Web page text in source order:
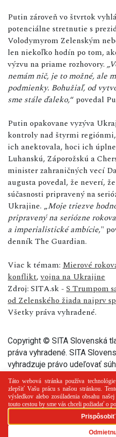
Putin zároveň vo štvrtok
potenciálne stretnutie s
Volodymyrom Zelenským
len niekoľko hodín po tom,
výzvu na priame rozhovory.
nemám nič, je to možné, ale
podmienky. Bohužiaľ, od
sme stále ďaleko,“ povedal
Putin opakovane vyzýva
kontroly nad štyrmi
ich anektovala, hoci ich
Luhanskú, Záporožskú a
minister zahraničných vecí
augusta povedal, že neverí,
súčasnosti pripravený na
Ukrajine. „Moje triezve
pripravený na seriózne
a imperialistické ambície,"
denník The Guardian.
Viac k témam: Mierové
konflikt,vojna na Ukrajine
Zdroj: SITA.sk - S Trumpom
od Zelenského žiada najprv
Všetky práva vyhradené.
Copyright © SITA Slovenská
práva vyhradené. SITA
vyhradzuje právo udeľovať